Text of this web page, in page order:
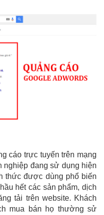
cáo trực tuyến trên mạng
nghiệp đang sử dụng hiện
thức được dùng phổ biến
hết các sản phẩm, dịch
tải trên website. Khách
mua bán họ thường sử